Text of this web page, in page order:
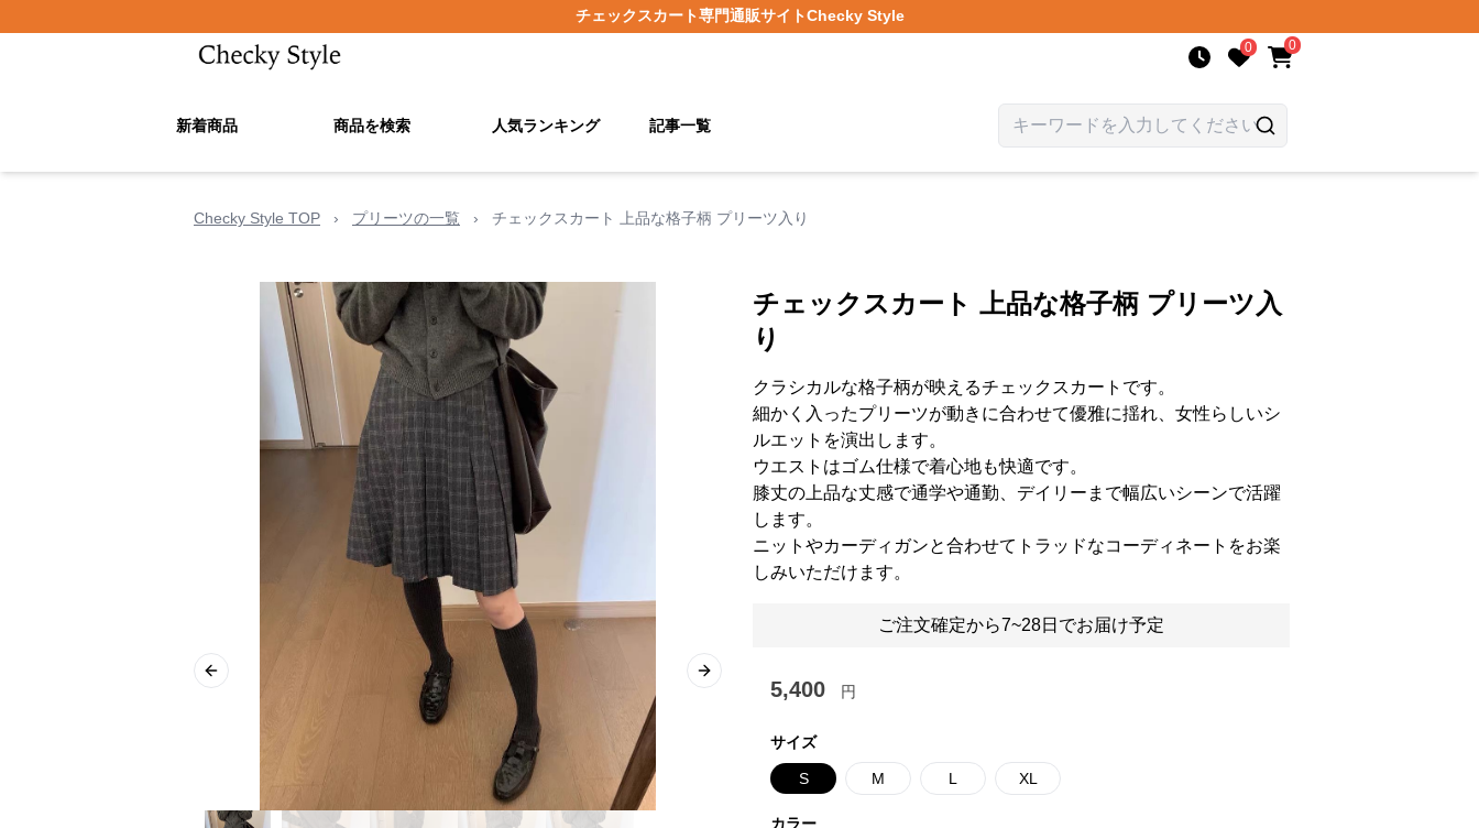
チェックスカート専門通販サイトChecky Style
0 0
新着商品 商品を検索 人気ランキング 記事一覧
Checky Style TOP › プリーツの一覧 › チェックスカート 上品な格子柄 プリーツ入り
Previous slide Next slide
チェックスカート 上品な格子柄 プリーツ入
り
クラシカルな格子柄が映えるチェックスカートです。
細かく入ったプリーツが動きに合わせて優雅に揺れ、女性らしいシ
ルエットを演出します。
ウエストはゴム仕様で着心地も快適です。
膝丈の上品な丈感で通学や通勤、デイリーまで幅広いシーンで活躍
します。
ニットやカーディガンと合わせてトラッドなコーディネートをお楽
しみいただけます。
ご注文確定から7~28日でお届け予定
5,400 円
サイズ
S M L XL
カラー